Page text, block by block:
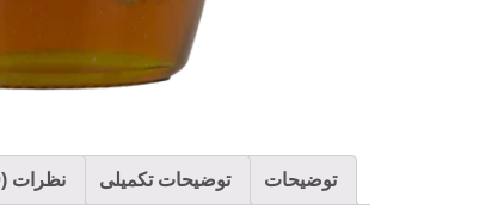
توضیحات توضیحات تکمیلی نظرات (0)